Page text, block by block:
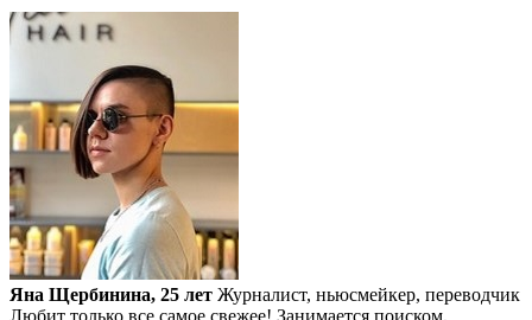
Яна Щербинина, 25 лет Журналист, ньюсмейкер, переводчик
Любит только все самое свежее! Занимается поиском,